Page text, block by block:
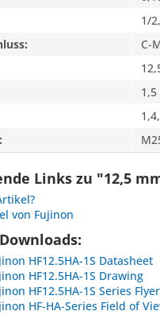
1/
C-
Links zu "12,5
von Fujinon
HF12.5HA-1S Datasheet
HF12.5HA-1S Drawing
HF12.5HA-1S Series Flyer
HF-HA-Series Field of